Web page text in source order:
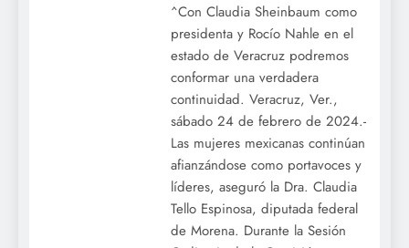
^Con Claudia Sheinbaum como
presidenta y Rocío Nahle en el
estado de Veracruz podremos
conformar una verdadera
continuidad. Veracruz, Ver.,
sábado 24 de febrero de 2024.-
Las mujeres mexicanas continúan
afianzándose como portavoces y
líderes, aseguró la Dra. Claudia
Tello Espinosa, diputada federal
de Morena. Durante la Sesión